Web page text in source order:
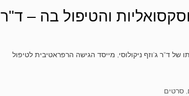
והטיפול בה – ד"ר
ד"ר ג'וזף ניקולוסי, מייסד הגישה הרפראטיבית לטיפול
, סרטים